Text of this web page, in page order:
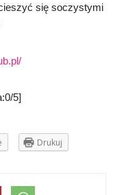
się soczystymi
5]
Drukuj